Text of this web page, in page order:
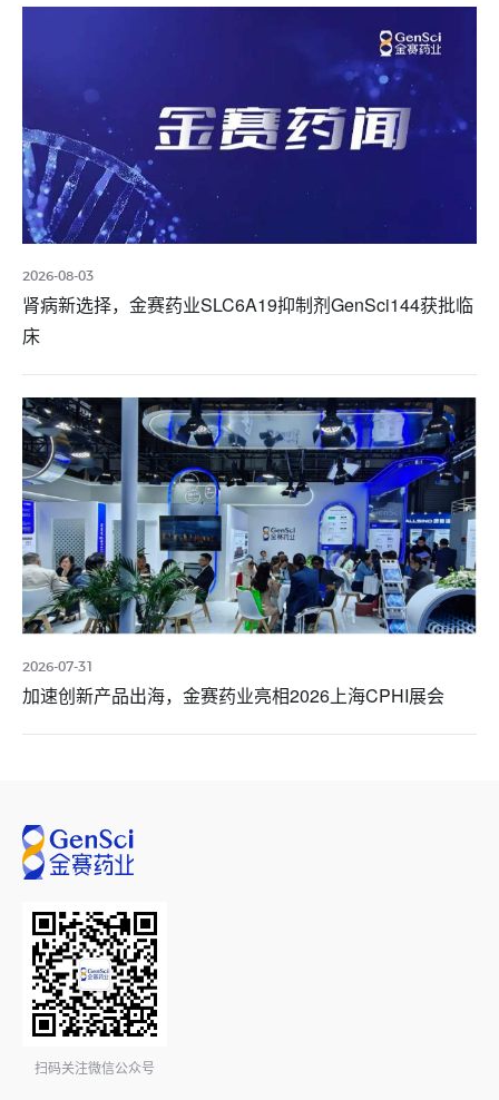
2026-08-03
肾病新选择，金赛药业SLC6A19抑制剂GenSci144获批临
床
2026-07-31
加速创新产品出海，金赛药业亮相2026上海CPHI展会
扫码关注微信公众号